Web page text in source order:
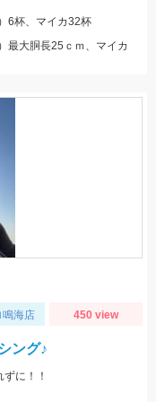
6杯、マイカ32杯
最大胴長25ｃｍ、マイカ
鳴海店 450 view
ング♪
に！！